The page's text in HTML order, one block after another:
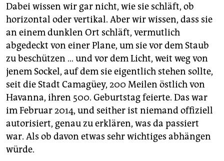
epaper login
Dabei wissen wir gar nicht, wie sie schläft, ob
horizontal oder vertikal. Aber wir wissen, dass sie
an einem dunklen Ort schläft, vermutlich
abgedeckt von einer Plane, um sie vor dem Staub
zu beschützen … und vor dem Licht, weit weg von
jenem Sockel, auf dem sie eigentlich stehen sollte,
seit die Stadt Camagüey, 200 Meilen östlich von
Havanna, ihren 500. Geburtstag feierte. Das war
im Februar 2014, und seither ist niemand offiziell
autorisiert, genau zu erklären, was da passiert
war. Als ob davon etwas sehr wichtiges abhängen
würde.